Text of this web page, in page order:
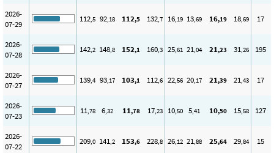
2026-
07-29
112,5 92,18 112,5 132,7 16,19 13,69 16,19 18,69 17
2026-
07-28
142,2 148,8 152,1 160,3 25,61 21,04 21,23 31,26 195
2026-
07-27
139,4 93,17 103,1 112,6 22,56 20,17 21,39 21,43 17
2026-
07-23
11,78 6,32 11,78 17,23 10,50 5,41 10,50 15,58 127
2026-
07-22
209,0 141,2 153,6 228,8 26,12 21,88 25,64 29,84 15